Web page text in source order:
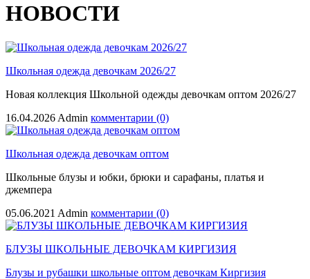
НОВОСТИ
Школьная одежда девочкам 2026/27
Новая коллекция Школьной одежды девочкам оптом 2026/27
16.04.2026 Admin комментарии (0)
Школьная одежда девочкам оптом
Школьные блузы и юбки, брюки и сарафаны, платья и
джемпера
05.06.2021 Admin комментарии (0)
БЛУЗЫ ШКОЛЬНЫЕ ДЕВОЧКАМ КИРГИЗИЯ
Блузы и рубашки школьные оптом девочкам Киргизия